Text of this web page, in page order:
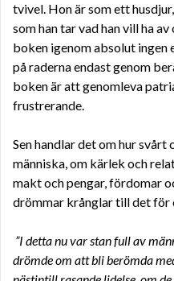
tvivel. Hon är som ett
som han tar vad han vill ha
boken igenom absolut ingen
på raderna endast genom
boken är att genomleva
frustrerande.
Sen handlar det om hur
människa, om kärlek och
makt och pengar, fördomar
drömmar krånglar till det för
”I detta nu var stan full av
drömde om att bli berömda